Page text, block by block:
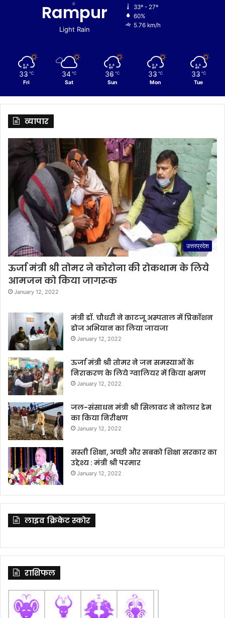
Rampur
Light Rain
33º - 27º
60%
5.76 km/h
33 ℃
Fri
34 ℃
Sat
36 ℃
Sun
33 ℃
Mon
33 ℃
Tue
व्यापार
उत्तरप्रदेश
ऊर्जा मंत्री श्री तोमर ने कोरोना की रोकथाम के लिये
आमजन को किया जागरूक
January 12, 2022
मंत्री डॉ. चौधरी ने काटजू अस्पताल में प्रिकॉशन
डोज अभियान का लिया जायजा
January 12, 2022
ऊर्जा मंत्री श्री तोमर ने जन समस्याओं के
निराकरण के लिये ग्वालियर में किया भ्रमण
January 12, 2022
जल-संसाधन मंत्री श्री सिलावट ने कोलार डेम
का किया निरीक्षण
January 12, 2022
सस्ती शिक्षा, अच्छी और सबको शिक्षा सरकार का
उद्देश्य : मंत्री श्री परमार
January 12, 2022
लाइव क्रिकेट स्कोर
राशिफल